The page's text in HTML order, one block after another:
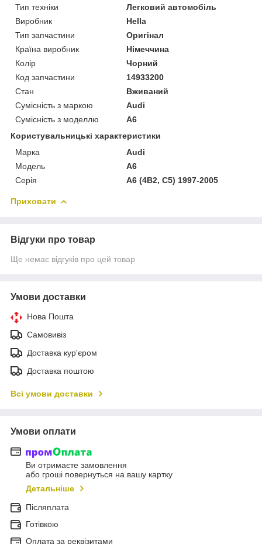
Тип техніки
Легковий автомобіль
Виробник
Hella
Тип запчастини
Оригінал
Країна виробник
Німеччина
Колір
Чорний
Код запчастини
14933200
Стан
Вживаний
Сумісність з маркою
Audi
Сумісність з моделлю
A6
Користувальницькі характеристики
Марка
Audi
Модель
A6
Серія
A6 (4B2, C5) 1997-2005
Приховати
Відгуки про товар
Ще немає відгуків про цей товар
Умови доставки
Нова Пошта
Самовивіз
Доставка кур'єром
Доставка поштою
Всі умови доставки
Умови оплати
Ви отримаєте замовлення
або гроші повернуться на вашу картку
Детальніше
Післяплата
Готівкою
Оплата за реквізитами